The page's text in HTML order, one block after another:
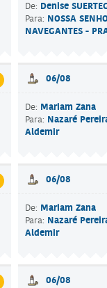
De: Denise
Para: NOSSA
NAVEGANTES -
06/08
De: Mariam Zana
Para: Nazaré
Aldemir
06/08
De: Mariam Zana
Para: Nazaré
Aldemir
06/08